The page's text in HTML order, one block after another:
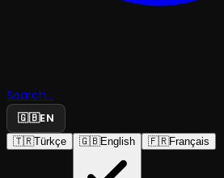
Search...
🇬🇧EN
🇹🇷Türkçe 🇬🇧English 🇫🇷Français